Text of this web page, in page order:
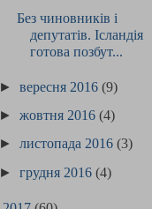
Без чиновників і
депутатів. Ісландія
готова позбут...
►вересня 2016(9)
►жовтня 2016(4)
►листопада 2016(3)
►грудня 2016(4)